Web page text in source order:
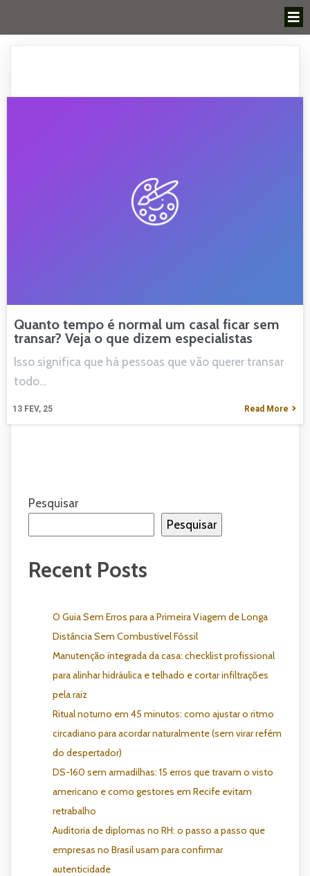
Quanto tempo é normal um casal ficar sem
transar? Veja o que dizem especialistas
13 FEV, 25
Isso significa que há pessoas que vão querer transar
todo…
Read More
Pesquisar
Pesquisar
Recent Posts
O Guia Sem Erros para a Primeira Viagem de Longa
Distância Sem Combustível Fóssil
Manutenção integrada da casa: checklist profissional
para alinhar hidráulica e telhado e cortar infiltrações
pela raiz
Ritual noturno em 45 minutos: como ajustar o ritmo
circadiano para acordar naturalmente (sem virar refém
do despertador)
DS-160 sem armadilhas: 15 erros que travam o visto
americano e como gestores em Recife evitam
retrabalho
Auditoria de diplomas no RH: o passo a passo que
empresas no Brasil usam para confirmar
autenticidade